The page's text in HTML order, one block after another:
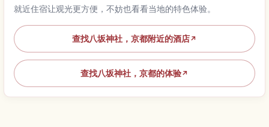
就近住宿让观光更方便，不妨也看看当地的特色体验。
查找八坂神社，京都附近的酒店↗
查找八坂神社，京都的体验↗